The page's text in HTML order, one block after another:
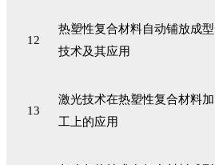
12
热塑性复合材料自动铺放成型
技术及其应用
13
激光技术在热塑性复合材料加
工上的应用